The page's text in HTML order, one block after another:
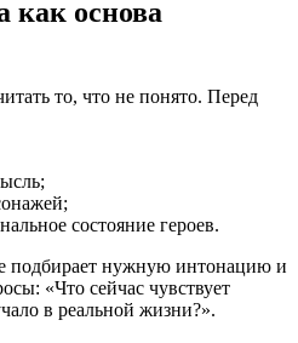
как основа
то, что не понято. Перед
состояние героев.
подбирает нужную интонацию и
«Что сейчас чувствует
в реальной жизни?».